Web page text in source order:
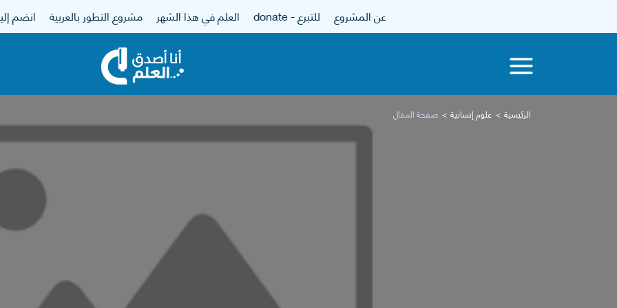
عن المشروع للتبرع - donate العلم في هذا الشهر مشروع التطور بالعربية انضم
الرئيسية علوم إنسانية صفحة المقال